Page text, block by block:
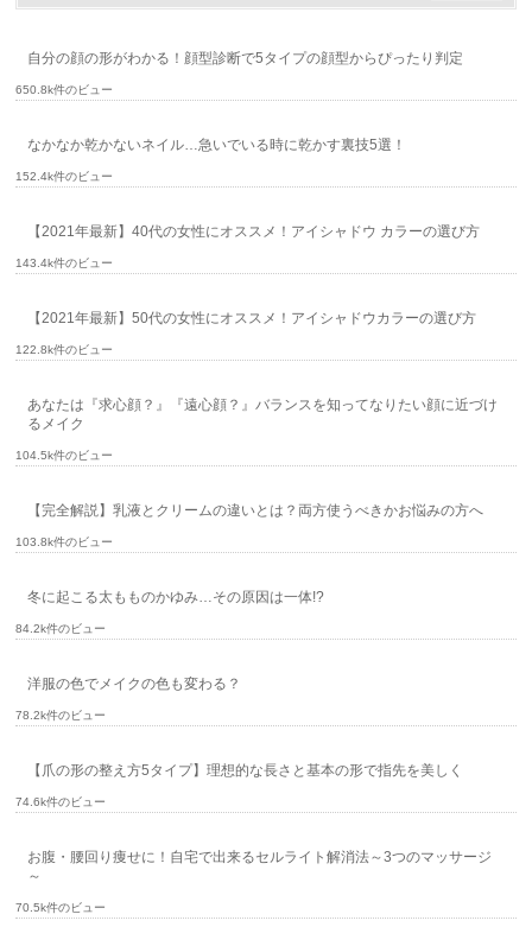
自分の顔の形がわかる！顔型診断で5タイプの顔型からぴったり判定
650.8k件のビュー
なかなか乾かないネイル…急いでいる時に乾かす裏技5選！
152.4k件のビュー
【2021年最新】40代の女性にオススメ！アイシャドウ カラーの選び方
143.4k件のビュー
【2021年最新】50代の女性にオススメ！アイシャドウカラーの選び方
122.8k件のビュー
あなたは『求心顔？』『遠心顔？』バランスを知ってなりたい顔に近づけ
るメイク
104.5k件のビュー
【完全解説】乳液とクリームの違いとは？両方使うべきかお悩みの方へ
103.8k件のビュー
冬に起こる太もものかゆみ…その原因は一体!?
84.2k件のビュー
洋服の色でメイクの色も変わる？
78.2k件のビュー
【爪の形の整え方5タイプ】理想的な長さと基本の形で指先を美しく
74.6k件のビュー
お腹・腰回り痩せに！自宅で出来るセルライト解消法～3つのマッサージ
～
70.5k件のビュー